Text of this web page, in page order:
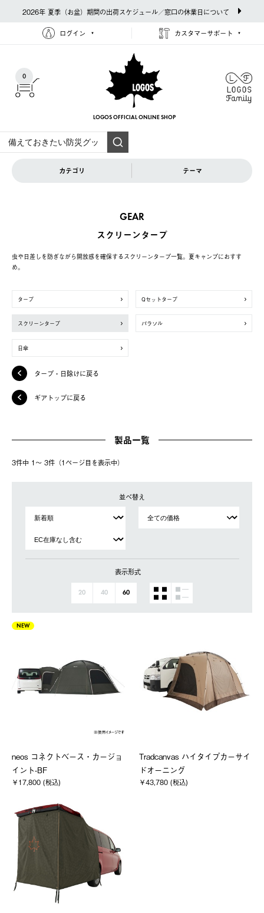
2026年 夏季（お盆）期間の出荷スケジュール／窓口の休業日について
ログイン カスタマーサポート
0
LOGOS OFFICIAL ONLINE SHOP
カテゴリ テーマ
GEAR
スクリーンタープ
虫や日差しを防ぎながら開放感を確保するスクリーンタープ一覧。夏キャンプにおすす
め。
タープ Qセットタープ
スクリーンタープ パラソル
日傘
タープ・日除けに戻る
ギアトップに戻る
製品一覧
3件中 1〜 3件（1ページ⽬を表⽰中）
並べ替え
表示形式
20 40 60
NEW
neos コネクトベース・カージョ
イント-BF
￥17,800 (税込)
Tradcanvas ハイタイプカーサイ
ドオーニング
￥43,780 (税込)